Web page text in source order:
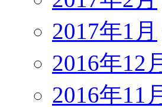
2017年1月
2016年12月
2016年11月